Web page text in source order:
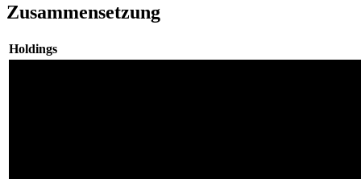
Zusammensetzung
Holdings